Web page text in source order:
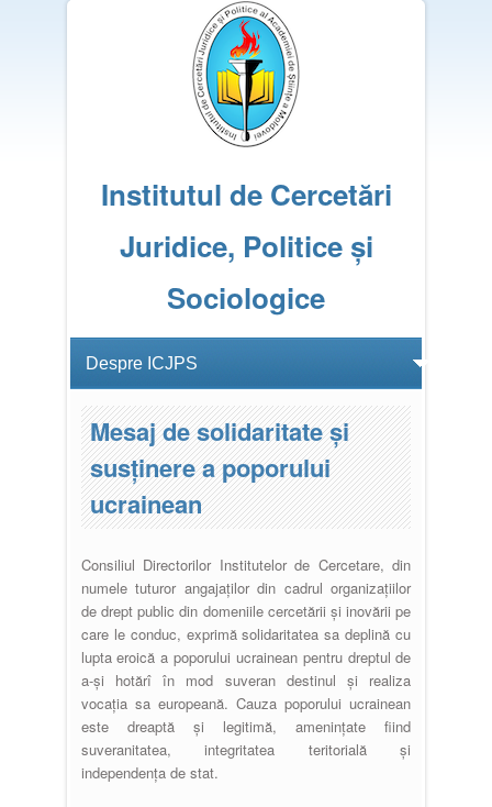
Institutul de Cercetări
Juridice, Politice și
Sociologice
Mesaj de solidaritate și
susținere a poporului
ucrainean
Consiliul Directorilor Institutelor de Cercetare, din
numele tuturor angajaților din cadrul organizațiilor
de drept public din domeniile cercetării și inovării pe
care le conduc, exprimă solidaritatea sa deplină cu
lupta eroică a poporului ucrainean pentru dreptul de
a-și hotărî în mod suveran destinul și realiza
vocația sa europeană. Cauza poporului ucrainean
este dreaptă și legitimă, amenințate fiind
suveranitatea, integritatea teritorială și
independența de stat.